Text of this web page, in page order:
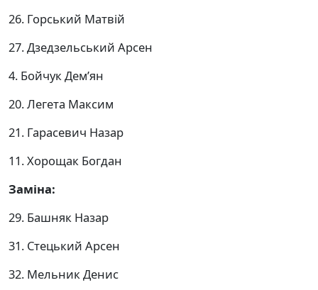
26. Горський Матвій
27. Дзедзельський Арсен
4. Бойчук Дем’ян
20. Легета Максим
21. Гарасевич Назар
11. Хорощак Богдан
Заміна:
29. Башняк Назар
31. Стецький Арсен
32. Мельник Денис